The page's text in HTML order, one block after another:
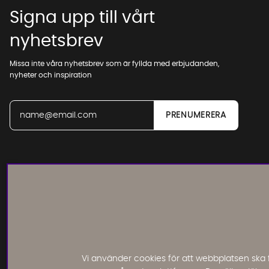
Vi använder cookies för att webbplatsen
Signa upp till vårt
nyhetsbrev
Missa inte våra nyhetsbrev som är fyllda med erbjudanden,
nyheter och inspiration